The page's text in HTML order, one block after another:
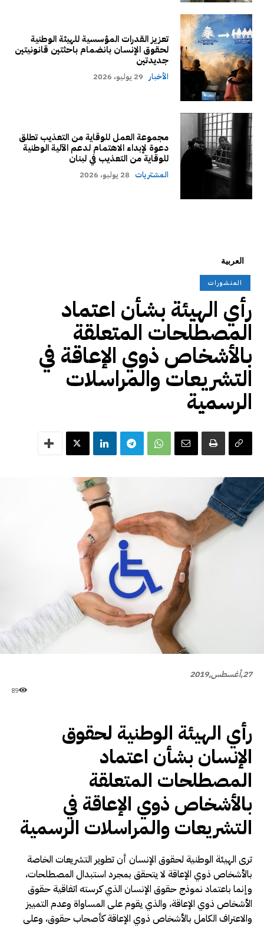
تعزيز القدرات المؤسسية للهيئة الوطنية
لحقوق الإنسان بانضمام باحثتين قانونيتين
جديدتين
الأخبار 29 يوليو، 2026
مجموعة العمل للوقاية من التعذيب تطلق
دعوة لإبداء الاهتمام لدعم الآلية الوطنية
للوقاية من التعذيب في لبنان
المشتريات 28 يوليو، 2026